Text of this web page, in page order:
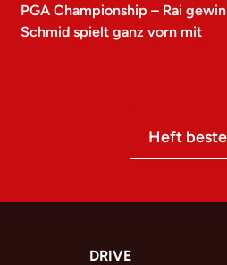
PGA Championship – Rai
Schmid spielt ganz vorn mit
Heft
DRIVE